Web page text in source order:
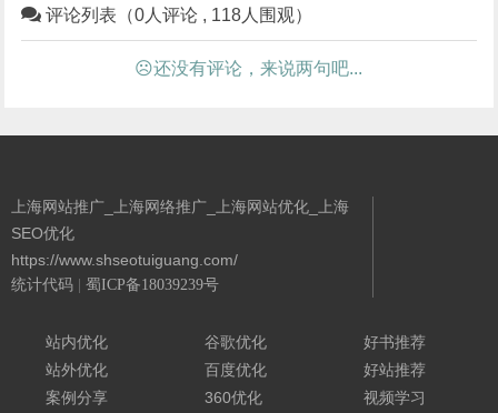
评论列表（0人评论 , 118人围观）
☹还没有评论，来说两句吧...
上海网站推广_上海网络推广_上海网站优化_上海
SEO优化
https://www.shseotuiguang.com/
统计代码 蜀ICP备18039239号
站内优化
站外优化
案例分享
谷歌优化
百度优化
360优化
好书推荐
好站推荐
视频学习